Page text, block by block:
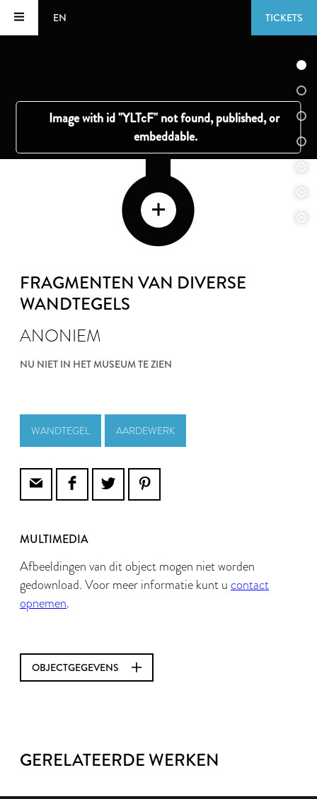
EN TICKETS
FRAGMENTEN VAN DIVERSE
WANDTEGELS
ANONIEM
NU NIET IN HET MUSEUM TE ZIEN
WANDTEGEL AARDEWERK
MULTIMEDIA
Afbeeldingen van dit object mogen niet worden
gedownload. Voor meer informatie kunt u contact
opnemen.
OBJECTGEGEVENS
GERELATEERDE WERKEN